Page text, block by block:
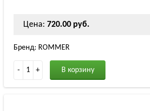
Цена: 720.00 руб.
Бренд: ROMMER
- 1 + В корзину